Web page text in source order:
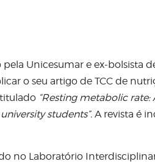
Unicesumar e ex-bolsista
o seu artigo de TCC de
“Resting metabolic
students”. A revista é
no Laboratório